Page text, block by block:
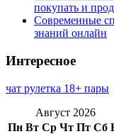
покупать и
Современные
знаний онлайн
Интересное
чат рулетка 18+ пары
Август 2026
Пн Вт Ср Чт Пт Сб